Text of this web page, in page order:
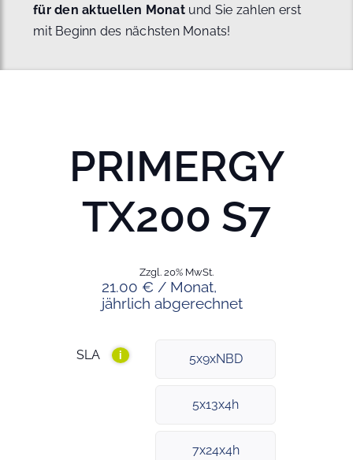
für den aktuellen Monat und Sie zahlen erst
mit Beginn des nächsten Monats!
PRIMERGY
TX200 S7
21.00 € / Monat,
jährlich abgerechnet
Zzgl. 20% MwSt.
SLA i 5x9xNBD
5x13x4h
7x24x4h